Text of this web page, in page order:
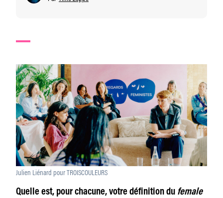
Julien Liénard pour TROISCOULEURS
Quelle est, pour chacune, votre définition du female